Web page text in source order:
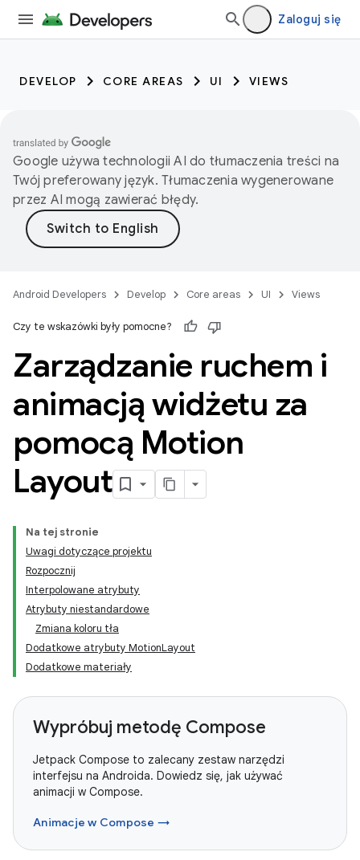
Zaloguj się
DEVELOP CORE AREAS UI VIEWS
Google używa technologii AI do tłumaczenia treści na
Twój preferowany język. Tłumaczenia wygenerowane
przez AI mogą zawierać błędy.
Android Developers Develop Core areas UI Views
Czy te wskazówki były pomocne?
Zarządzanie ruchem i
animacją widżetu za
pomocą Motion
Layout
Na tej stronie
Uwagi dotyczące projektu
Rozpocznij
Interpolowane atrybuty
Atrybuty niestandardowe
Zmiana koloru tła
Dodatkowe atrybuty MotionLayout
Dodatkowe materiały
Wypróbuj metodę Compose
Jetpack Compose to zalecany zestaw narzędzi
interfejsu na Androida. Dowiedz się, jak używać
animacji w Compose.
Animacje w Compose →